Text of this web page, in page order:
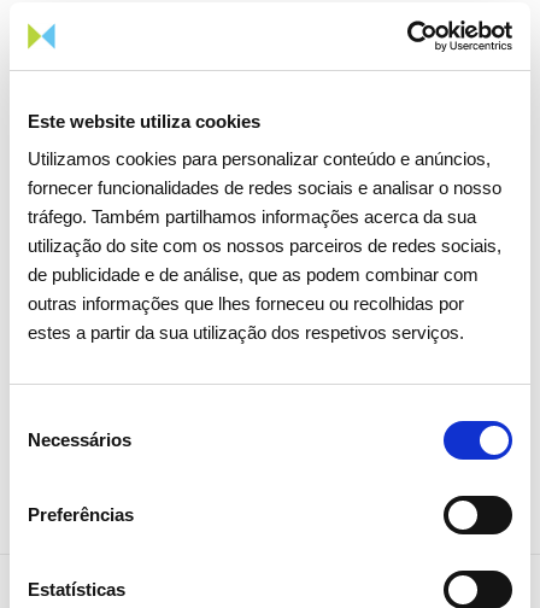
Este website utiliza cookies
Utilizamos cookies para personalizar conteúdo e anúncios,
fornecer funcionalidades de redes sociais e analisar o nosso
tráfego. Também partilhamos informações acerca da sua
utilização do site com os nossos parceiros de redes sociais,
de publicidade e de análise, que as podem combinar com
outras informações que lhes forneceu ou recolhidas por
estes a partir da sua utilização dos respetivos serviços.
Necessários
Preferências
Estatísticas
Em 2018, o tema do Prémio AGIR será a Preservação do
Património Natural das Regiões. Após o flagelo provocado
premiar os projetos que se destaquem em matéria de
educação ambiental para a proteção da floresta e preservação
da biodiversidade, promovendo a recuperação do património
natural português.
O regulamento para candidaturas ao Prémio AGIR pode ser
consultadoaqui.
Partilhar notícia